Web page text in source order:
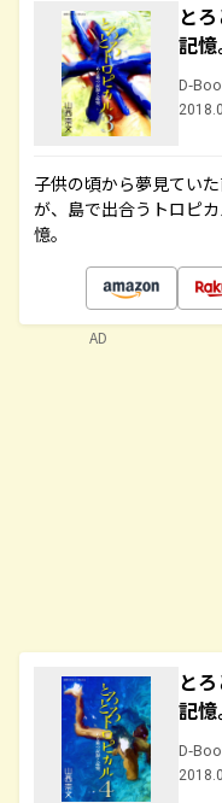
と
記
D-
子供の頃から夢見てい
が、島で出合うトロピ
憶。
と
記
D-
AD